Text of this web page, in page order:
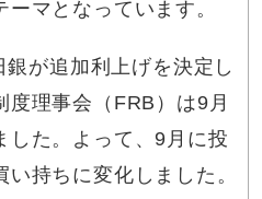
マとなっています。
が追加利上げを決定し
度理事会（FRB）は9月
した。よって、9月に投
持ちに変化しました。